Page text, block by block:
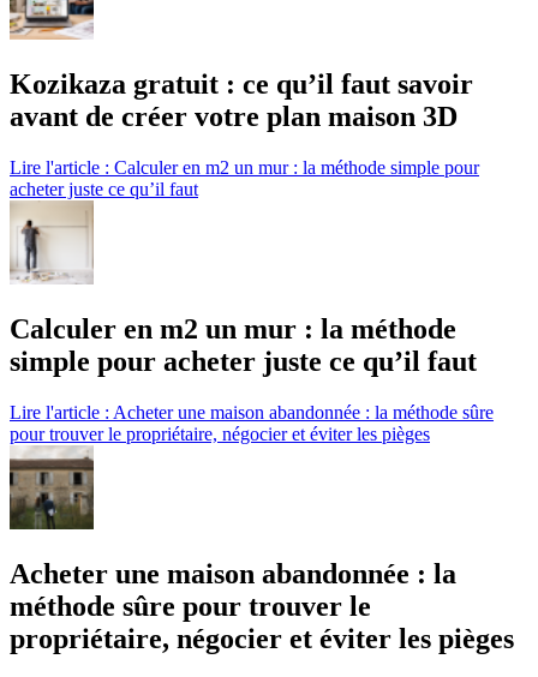
Kozikaza gratuit : ce qu’il faut savoir
avant de créer votre plan maison 3D
Lire l'article : Calculer en m2 un mur : la méthode simple pour
acheter juste ce qu’il faut
Calculer en m2 un mur : la méthode
simple pour acheter juste ce qu’il faut
Lire l'article : Acheter une maison abandonnée : la méthode sûre
pour trouver le propriétaire, négocier et éviter les pièges
Acheter une maison abandonnée : la
méthode sûre pour trouver le
propriétaire, négocier et éviter les pièges